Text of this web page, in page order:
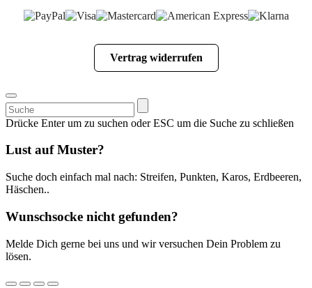
Vertrag widerrufen
Suchen
nach:
Drücke Enter um zu suchen oder ESC um die Suche zu schließen
Lust auf Muster?
Suche doch einfach mal nach: Streifen, Punkten, Karos, Erdbeeren,
Häschen..
Wunschsocke nicht gefunden?
Melde Dich gerne bei uns und wir versuchen Dein Problem zu
lösen.